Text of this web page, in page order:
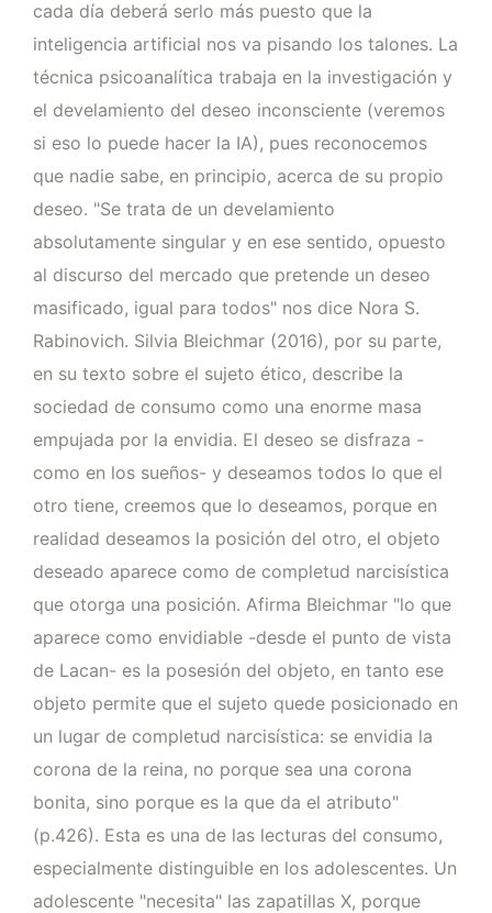
cada día deberá serlo más puesto que la
inteligencia artificial nos va pisando los talones. La
técnica psicoanalítica trabaja en la investigación y
el develamiento del deseo inconsciente (veremos
si eso lo puede hacer la IA), pues reconocemos
que nadie sabe, en principio, acerca de su propio
deseo. "Se trata de un develamiento
absolutamente singular y en ese sentido, opuesto
al discurso del mercado que pretende un deseo
masificado, igual para todos" nos dice Nora S.
Rabinovich. Silvia Bleichmar (2016), por su parte,
en su texto sobre el sujeto ético, describe la
sociedad de consumo como una enorme masa
empujada por la envidia. El deseo se disfraza -
como en los sueños- y deseamos todos lo que el
otro tiene, creemos que lo deseamos, porque en
realidad deseamos la posición del otro, el objeto
deseado aparece como de completud narcisística
que otorga una posición. Afirma Bleichmar "lo que
aparece como envidiable -desde el punto de vista
de Lacan- es la posesión del objeto, en tanto ese
objeto permite que el sujeto quede posicionado en
un lugar de completud narcisística: se envidia la
corona de la reina, no porque sea una corona
bonita, sino porque es la que da el atributo"
(p.426). Esta es una de las lecturas del consumo,
especialmente distinguible en los adolescentes. Un
adolescente "necesita" las zapatillas X, porque